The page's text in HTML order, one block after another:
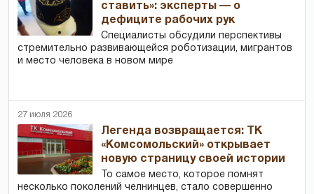
ставить»: эксперты — о
дефиците рабочих рук
Специалисты обсудили перспективы
стремительно развивающейся роботизации, мигрантов
и место человека в новом мире
27 июля 2026
Легенда возвращается: ТК
«Комсомольский» открывает
новую страницу своей истории
То самое место, которое помнят
несколько поколений челнинцев, стало совершенно